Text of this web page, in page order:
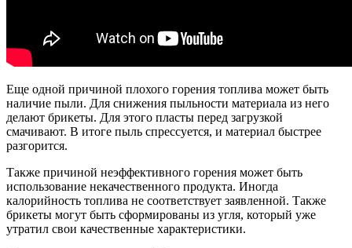
Еще одной причиной плохого горения топлива может быть
наличие пыли. Для снижения пыльности материала из него
делают брикеты. Для этого пласты перед загрузкой
смачивают. В итоге пыль спрессуется, и материал быстрее
разгорится.
Также причиной неэффективного горения может быть
использование некачественного продукта. Иногда
калорийность топлива не соответствует заявленной. Также
брикеты могут быть сформированы из угля, который уже
утратил свои качественные характеристики.